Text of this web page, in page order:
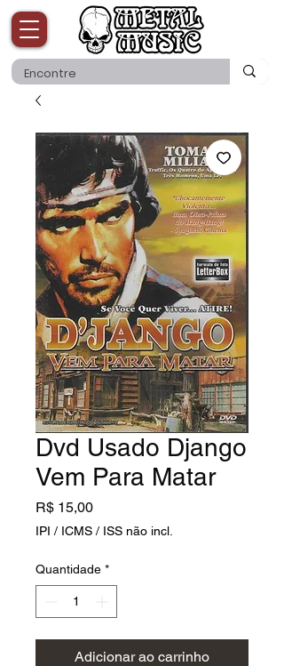
Dvd Usado Django
Vem Para Matar
R$ 15,00Preço
IPI / ICMS / ISS não incl.
Quantidade *
Adicionar ao carrinho